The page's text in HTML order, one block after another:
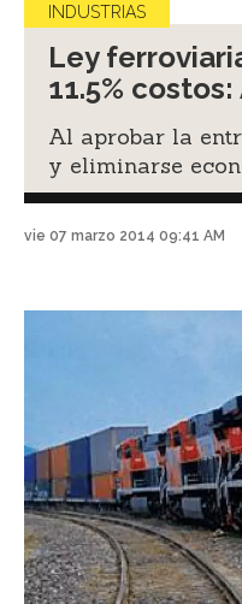
INDUSTRIAS
Ley
11.5% costos:
Al aprobar la
y eliminarse
vie 07 marzo 2014 09:41 AM